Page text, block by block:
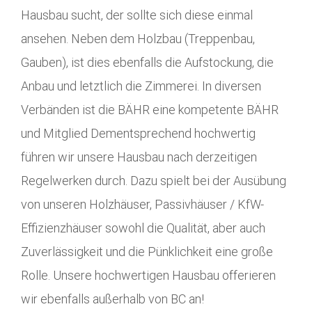
Hausbau sucht, der sollte sich diese einmal
ansehen. Neben dem Holzbau (Treppenbau,
Gauben), ist dies ebenfalls die Aufstockung, die
Anbau und letztlich die Zimmerei. In diversen
Verbänden ist die BÄHR eine kompetente BÄHR
und Mitglied Dementsprechend hochwertig
führen wir unsere Hausbau nach derzeitigen
Regelwerken durch. Dazu spielt bei der Ausübung
von unseren Holzhäuser, Passivhäuser / KfW-
Effizienzhäuser sowohl die Qualität, aber auch
Zuverlässigkeit und die Pünklichkeit eine große
Rolle. Unsere hochwertigen Hausbau offerieren
wir ebenfalls außerhalb von BC an!